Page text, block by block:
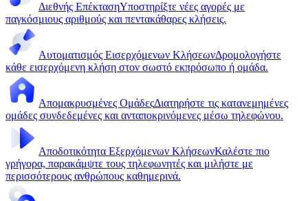
Διεθνής ΕπέκτασηΥποστηρίξτε νέες αγορές με
παγκόσμιους αριθμούς και πεντακάθαρες κλήσεις.
Αυτοματισμός Εισερχόμενων ΚλήσεωνΔρομολογήστε
κάθε εισερχόμενη κλήση στον σωστό εκπρόσωπο ή ομάδα.
Απομακρυσμένες ΟμάδεςΔιατηρήστε τις κατανεμημένες
ομάδες συνδεδεμένες και ανταποκρινόμενες μέσω τηλεφώνου.
Αποδοτικότητα Εξερχόμενων ΚλήσεωνΚαλέστε πιο
γρήγορα, παρακάμψτε τους τηλεφωνητές και μιλήστε με
περισσότερους ανθρώπους καθημερινά.